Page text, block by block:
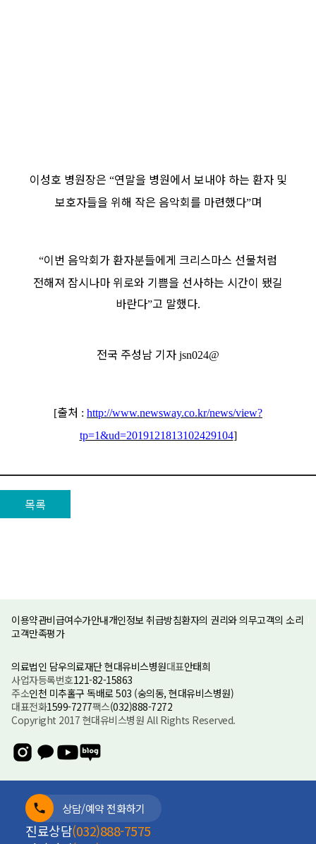
이성호 병원장은 “연말을 병원에서 보내야 하는 환자 및
보호자들을 위해 작은 음악회를 마련했다”며
“이번 음악회가 환자분들에게 크리스마스 선물처럼
전해져 잠시나마 위로와 기쁨을 선사하는 시간이 됐길
바란다”고 말했다.
전국 주성남 기자 jsn024@
[출처 : http://www.newsway.co.kr/news/view?
tp=1&ud=2019121813102429104]
목록
이용약관비급여수가안내개인정보 취급방침환자의 권리와 의무고객의 소리
고객만족평가
의료법인 담우의료재단 현대유비스병원대표안태희
사업자등록번호121-82-15863
주소인천 미추홀구 독배로 503 (숭의동, 현대유비스병원)
대표전화1599-7277팩스(032)888-7272
Copyright 2017 현대유비스병원 All Rights Reserved.
상담/예약 전화하기
진료상담(032)888-7575